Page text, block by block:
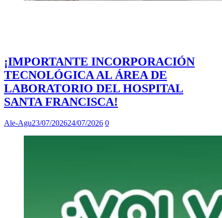
¡IMPORTANTE INCORPORACIÓN
TECNOLÓGICA AL ÁREA DE
LABORATORIO DEL HOSPITAL
SANTA FRANCISCA!
Ale-Agu23/07/202624/07/2026 0